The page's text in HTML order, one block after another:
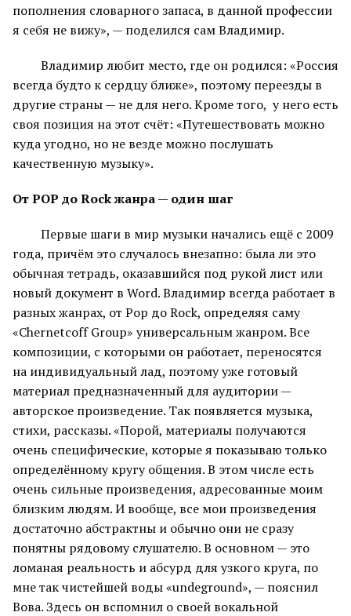
пополнения словарного запаса, в данной профессии
я себя не вижу», — поделился сам Владимир.
Владимир любит место, где он родился: «Россия
всегда будто к сердцу ближе», поэтому переезды в
другие страны — не для него. Кроме того, у него есть
своя позиция на этот счёт: «Путешествовать можно
куда угодно, но не везде можно послушать
качественную музыку».
ОтPOP доRockжанра — один шаг
Первые шаги в мир музыки начались ещё с 2009
года, причём это случалось внезапно: была ли это
обычная тетрадь, оказавшийся под рукой лист или
новый документ в Word. Владимир всегда работает в
разных жанрах, от Pop до Rock, определяя саму
«Chernetcoff Group» универсальным жанром. Все
композиции, с которыми он работает, переносятся
на индивидуальный лад, поэтому уже готовый
материал предназначенный для аудитории —
авторское произведение. Так появляется музыка,
стихи, рассказы. «Порой, материалы получаются
очень специфические, которые я показываю только
определённому кругу общения. В этом числе есть
очень сильные произведения, адресованные моим
близким людям. И вообще, все мои произведения
достаточно абстрактны и обычно они не сразу
понятны рядовому слушателю. В основном — это
ломаная реальность и абсурд для узкого круга, по
мне так чистейшей воды «undeground», — пояснил
Вова. Здесь он вспомнил о своей вокальной